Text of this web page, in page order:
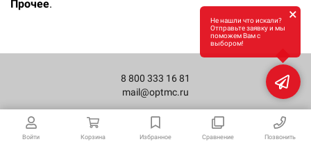
Войти Корзина Избранное Сравнение Позвонить
Прочее.
8 800 333 16 81
mail@optmc.ru
Не нашли что искали?
Отправьте заявку и мы
поможем Вам с
выбором!
×